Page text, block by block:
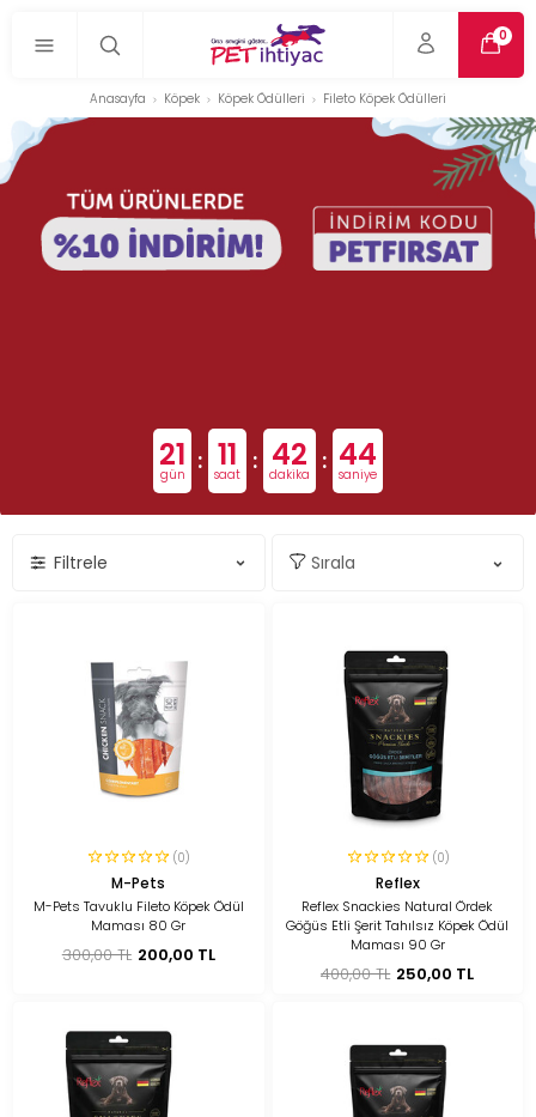
0
Anasayfa Köpek Köpek Ödülleri Fileto Köpek Ödülleri
21
gün : 11
saat : 42
dakika : 43
saniye
Filtrele
(0)
M-Pets
M-Pets Tavuklu Fileto Köpek Ödül
Maması 80 Gr
300,00 TL 200,00 TL
(0)
Reflex
Reflex Snackies Natural Ördek
Göğüs Etli Şerit Tahılsız Köpek Ödül
Maması 90 Gr
400,00 TL 250,00 TL